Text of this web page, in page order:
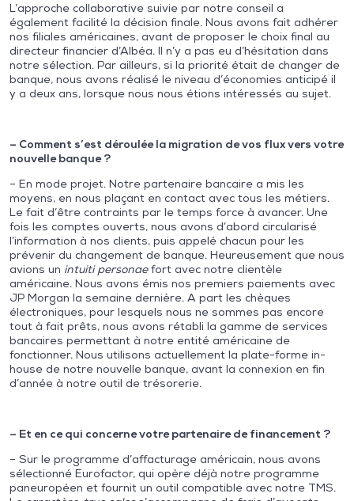
L’approche collaborative suivie par notre conseil a
également facilité la décision finale. Nous avons fait adhérer
nos filiales américaines, avant de proposer le choix final au
directeur financier d’Albéa. Il n’y a pas eu d’hésitation dans
notre sélection. Par ailleurs, si la priorité était de changer de
banque, nous avons réalisé le niveau d’économies anticipé il
y a deux ans, lorsque nous nous étions intéressés au sujet.
– Comment s’est déroulée la migration de vos flux vers votre
nouvelle banque ?
– En mode projet. Notre partenaire bancaire a mis les
moyens, en nous plaçant en contact avec tous les métiers.
Le fait d’être contraints par le temps force à avancer. Une
fois les comptes ouverts, nous avons d’abord circularisé
l’information à nos clients, puis appelé chacun pour les
prévenir du changement de banque. Heureusement que nous
avions un intuiti personaefort avec notre clientèle
américaine. Nous avons émis nos premiers paiements avec
JP Morgan la semaine dernière. A part les chèques
électroniques, pour lesquels nous ne sommes pas encore
tout à fait prêts, nous avons rétabli la gamme de services
bancaires permettant à notre entité américaine de
fonctionner. Nous utilisons actuellement la plate-forme in-
house de notre nouvelle banque, avant la connexion en fin
d’année à notre outil de trésorerie.
– Et en ce qui concerne votre partenaire de financement ?
– Sur le programme d’affacturage américain, nous avons
sélectionné Eurofactor, qui opère déjà notre programme
paneuropéen et fournit un outil compatible avec notre TMS.